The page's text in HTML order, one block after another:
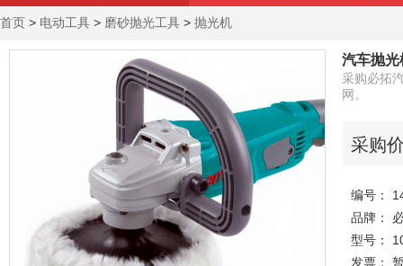
首页 > 电动工具 > 磨砂抛光工具 > 抛光机
汽车抛光
采购必拓
网。
采购
编号：
品牌：
型号：
发票：